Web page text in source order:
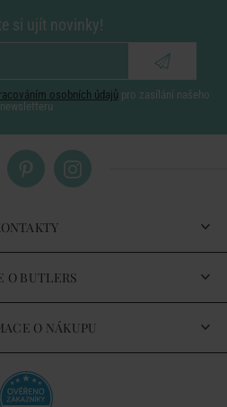
si ujít novinky!
osobních údajů pro zasílání našeho
newsletteru
O BUTLERS
O NÁKUPU